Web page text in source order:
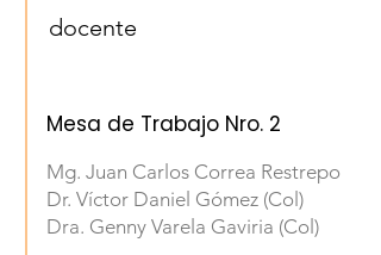
docente
Mesa de Trabajo Nro. 2
Mg. Juan Carlos Correa Restrepo
Dr. Víctor Daniel Gómez (Col)
Dra. Genny Varela Gaviria (Col)